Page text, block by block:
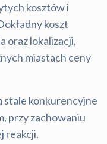
kosztów i
koszt
oraz lokalizacji,
miastach ceny
stale konkurencyjne
przy zachowaniu
reakcji.